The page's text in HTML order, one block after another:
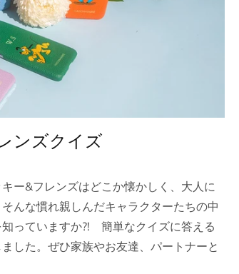
ンズクイズ
ー&フレンズはどこか懐かしく、大人に
んな慣れ親しんだキャラクターたちの中
っていますか?! 簡単なクイズに答える
した。ぜひ家族やお友達、パートナーと